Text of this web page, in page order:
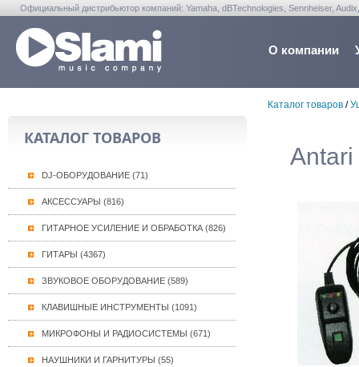
Официальный дистрибьютор компаний: Yamaha, dBTechnologies, Sennheiser,
О компании
КАТАЛОГ ТОВАРОВ
DJ-ОБОРУДОВАНИЕ (71)
АКСЕССУАРЫ (816)
ГИТАРНОЕ УСИЛЕНИЕ И ОБРАБОТКА (826)
ГИТАРЫ (4367)
ЗВУКОВОЕ ОБОРУДОВАНИЕ (589)
КЛАВИШНЫЕ ИНСТРУМЕНТЫ (1091)
МИКРОФОНЫ И РАДИОСИСТЕМЫ (671)
НАУШНИКИ И ГАРНИТУРЫ (55)
Каталог товаров/